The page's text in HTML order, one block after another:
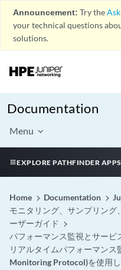
Announcement: Try the
your technical questions
solutions.
Documentation
Menu
EXPLORE PATHFINDER APPS
Home Documentation
モニタリング、サンプリン
ーザーガイド
パフォーマンス監視とサービ
リアルタイムパフォーマン
Monitoring Protocol)を使用